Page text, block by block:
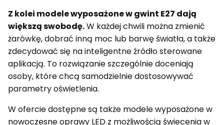
Z kolei modele wyposażone w gwint E27 dają
większą swobodę.W każdej chwili można zmienić
żarówkę, dobrać inną moc lub barwę światła, a także
zdecydować się na inteligentne źródło sterowane
aplikacją. To rozwiązanie szczególnie doceniają
osoby, które chcą samodzielnie dostosowywać
parametry oświetlenia.
W ofercie dostępne są także modele wyposażone w
nowoczesne oprawy LED z możliwością świecenia w